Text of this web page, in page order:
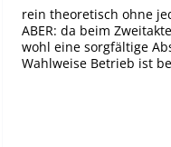
rein theoretisch ohne
ABER: da beim
wohl eine sorgfältige
Wahlweise Betrieb ist